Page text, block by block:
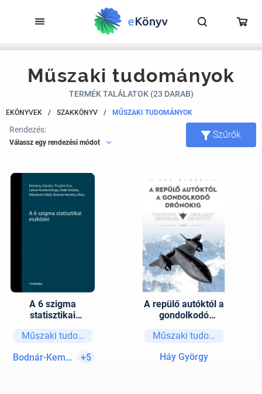
Műszaki tudományok
TERMÉK TALÁLATOK (23 DARAB)
EKÖNYVEK / SZAKKÖNYV / MŰSZAKI TUDOMÁNYOK
Rendezés:
Válassz egy rendezési módot
Szűrők
A 6 szigma
statisztikai
Műszaki tudományok
Bodnár-Kemény Klára
+5
A repülő autóktól a
gondolkodó
formabontó
Műszaki tudományok
Háy György